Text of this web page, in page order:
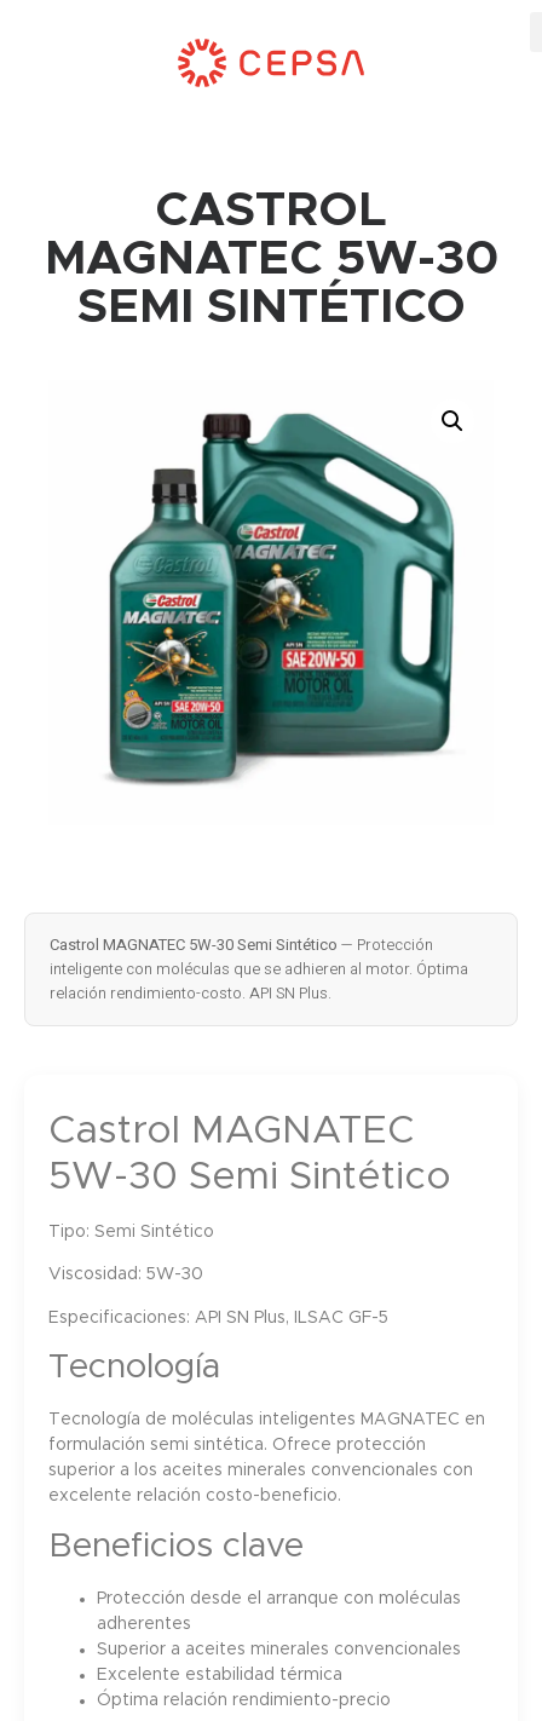
CASTROL
MAGNATEC 5W-30
SEMI SINTÉTICO
Castrol MAGNATEC 5W-30 Semi Sintético — Protección
inteligente con moléculas que se adhieren al motor. Óptima
relación rendimiento-costo. API SN Plus.
Castrol MAGNATEC
5W-30 Semi Sintético
Tipo: Semi Sintético
Viscosidad: 5W-30
Especificaciones: API SN Plus, ILSAC GF-5
Tecnología
Tecnología de moléculas inteligentes MAGNATEC en
formulación semi sintética. Ofrece protección
superior a los aceites minerales convencionales con
excelente relación costo-beneficio.
Beneficios clave
Protección desde el arranque con moléculas
adherentes
Superior a aceites minerales convencionales
Excelente estabilidad térmica
Óptima relación rendimiento-precio